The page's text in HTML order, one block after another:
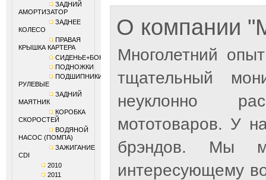
ЗАДНИЙ
АМОРТИЗАТОР
ЗАДНЕЕ
КОЛЕСО
ПРАВАЯ
КРЫШКА КАРТЕРА
СИДЕНЬЕ+БОКОВИНЫ
ПОДНОЖКИ
ПОДШИПНИКИ
РУЛЕВЫЕ
ЗАДНИЙ
МАЯТНИК
КОРОБКА
СКОРОСТЕЙ
ВОДЯНОЙ
НАСОС (ПОМПА)
ЗАЖИГАНИЕ
CDI
2010
2011
О компании
Многолетний
тщательный
неуклонно
мототоваров. У
брэндов. Мы
интересующему